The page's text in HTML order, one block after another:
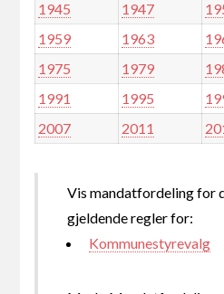
1945 1947
1959
1963
1975
1979
1991
1995
2007
2011
Vis mandatfordeling for
gjeldende regler for:
Kommunestyrevalg